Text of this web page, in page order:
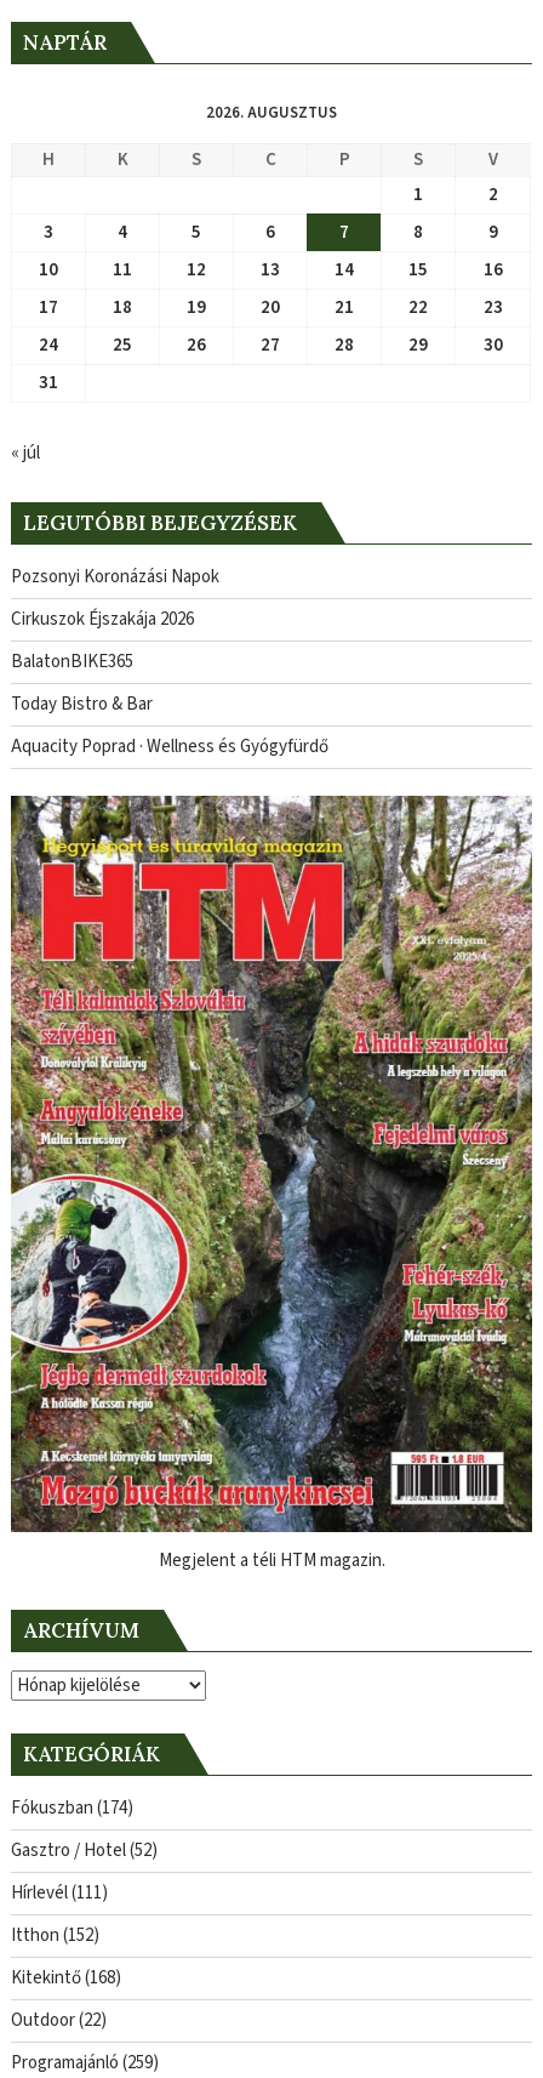
NAPTÁR
2026. AUGUSZTUS
H K S C P S
V
1
2
3
4 5 6 7 8
9
10
11 12 13 14 15
16
17
18 19 20 21 22
23
24
25 26 27 28 29
30
31
« júl
LEGUTÓBBI BEJEGYZÉSEK
Pozsonyi Koronázási Napok
Cirkuszok Éjszakája 2026
BalatonBIKE365
Today Bistro & Bar
Aquacity Poprad · Wellness és Gyógyfürdő
Megjelent a téli HTM magazin.
ARCHÍVUM
Archívum
KATEGÓRIÁK
Fókuszban(174)
Gasztro / Hotel(52)
Hírlevél(111)
Itthon(152)
Kitekintő(168)
Outdoor(22)
Programajánló(259)